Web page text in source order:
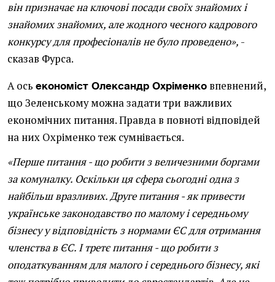
він призначає на ключові посади своїх знайомих і
знайомих знайомих, але жодного чесного кадрового
конкурсу для професіоналів не було проведено», -
сказав Фурса.
А ось економіст Олександр Охріменко впевнений,
що Зеленському можна задати три важливих
економічних питання. Правда в повноті відповідей
на них Охріменко теж сумнівається.
«Перше питання - що робити з величезними боргами
за комуналку. Оскільки ця сфера сьогодні одна з
найбільш вразливих. Друге питання - як привести
українське законодавство по малому і середньому
бізнесу у відповідність з нормами ЄС для отримання
членства в ЄС. І третє питання - що робити з
оподаткуванням для малого і середнього бізнесу, які